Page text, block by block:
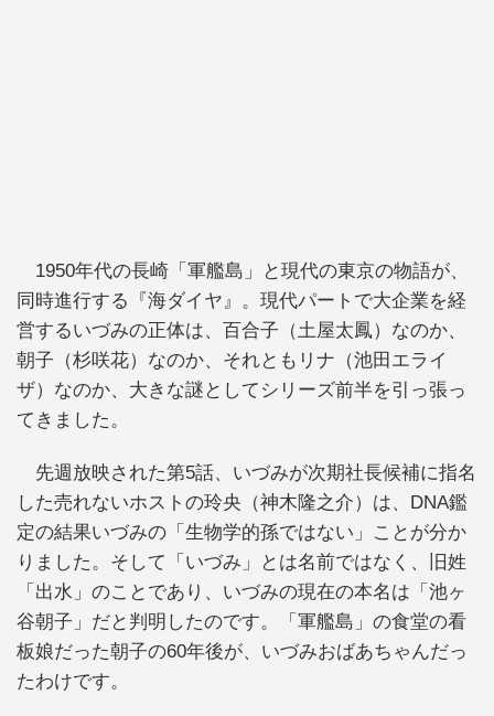
1950年代の長崎「軍艦島」と現代の東京の物語が、
同時進行する『海ダイヤ』。現代パートで大企業を経
営するいづみの正体は、百合子（土屋太鳳）なのか、
朝子（杉咲花）なのか、それともリナ（池田エライ
ザ）なのか、大きな謎としてシリーズ前半を引っ張っ
てきました。
先週放映された第5話、いづみが次期社長候補に指名
した売れないホストの玲央（神木隆之介）は、DNA鑑
定の結果いづみの「生物学的孫ではない」ことが分か
りました。そして「いづみ」とは名前ではなく、旧姓
「出水」のことであり、いづみの現在の本名は「池ヶ
谷朝子」だと判明したのです。「軍艦島」の食堂の看
板娘だった朝子の60年後が、いづみおばあちゃんだっ
たわけです。